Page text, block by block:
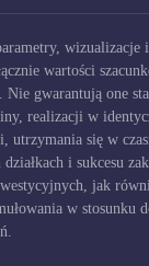
wizualizacje
wartości
gwarantują one
realizacji w
utrzymania się w
i sukcesu
jak
w stosunku